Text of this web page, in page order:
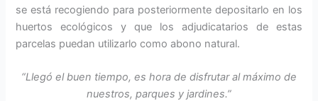
se está recogiendo para posteriormente depositarlo en los
huertos ecológicos y que los adjudicatarios de estas
parcelas puedan utilizarlo como abono natural.
“Llegó el buen tiempo, es hora de disfrutar al máximo de
nuestros, parques y jardines.”